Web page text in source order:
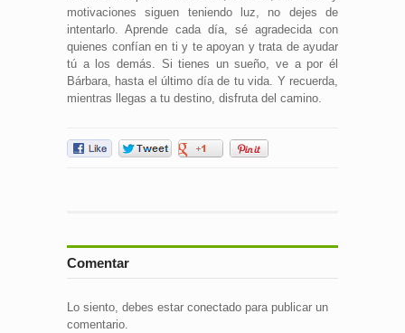
motivaciones siguen teniendo luz, no dejes de
intentarlo. Aprende cada día, sé agradecida con
quienes confían en ti y te apoyan y trata de ayudar
tú a los demás. Si tienes un sueño, ve a por él
Bárbara, hasta el último día de tu vida. Y recuerda,
mientras llegas a tu destino, disfruta del camino.
Comentar
Lo siento, debes estar conectado para publicar un
comentario.